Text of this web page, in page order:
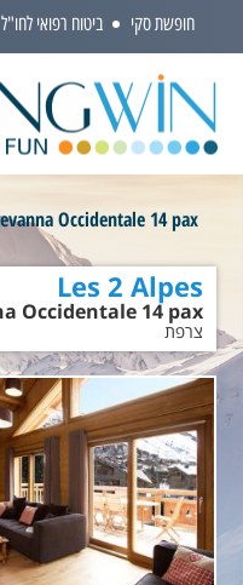
חופשת סקי ביטוח רפואי לחו"ל
Occidentale 14 pax
Les 2 Alpes
Occidentale 14 pax
צרפת